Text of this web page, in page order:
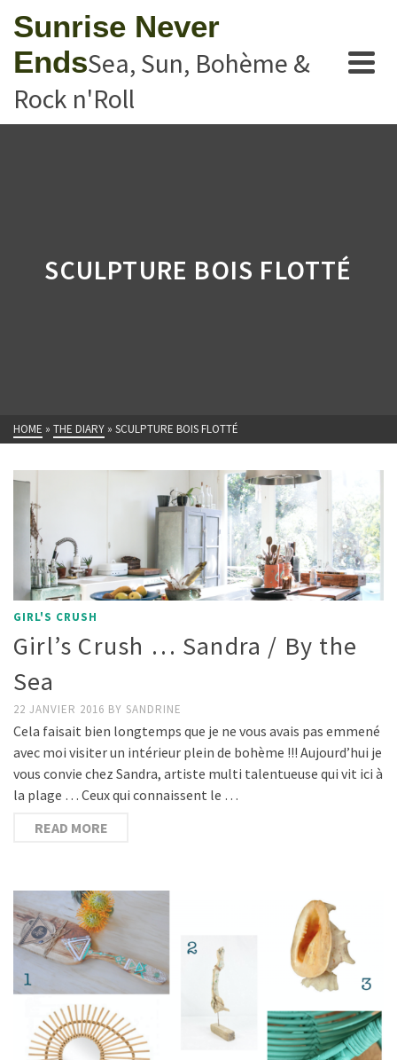
Sunrise Never
EndsSea, Sun, Bohème &
Rock n'Roll
SCULPTURE BOIS FLOTTÉ
HOME » THE DIARY » SCULPTURE BOIS FLOTTÉ
GIRL'S CRUSH
Girl’s Crush … Sandra / By the
Sea
22 JANVIER 2016 BY SANDRINE
Cela faisait bien longtemps que je ne vous avais pas emmené
avec moi visiter un intérieur plein de bohème !!! Aujourd’hui je
vous convie chez Sandra, artiste multi talentueuse qui vit ici à
la plage … Ceux qui connaissent le …
READ MORE